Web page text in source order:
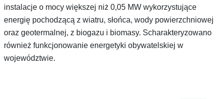
instalacje o mocy większej niż 0,05 MW wykorzystujące
energię pochodzącą z wiatru, słońca, wody powierzchniowej
oraz geotermalnej, z biogazu i biomasy. Scharakteryzowano
również funkcjonowanie energetyki obywatelskiej w
województwie.